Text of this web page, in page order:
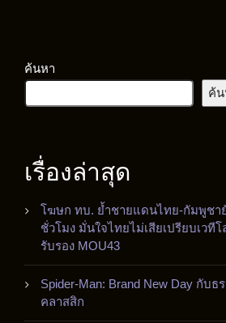
ค้นหา
ค้น
เรื่องล่าสุด
โฆษก ทบ. ย้ำชายแดนไทย-กัมพูชายั
ชั่วโมง มั่นใจไทยไม่เสียเปรียบเวที
รับรอง MOU43
Spider-Man: Brand New Day กับ
คลาสสิก